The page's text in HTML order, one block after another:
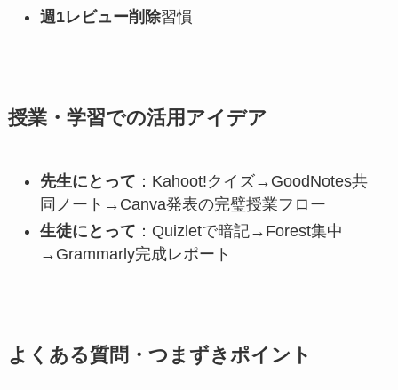
週1レビュー削除習慣
授業・学習での活用アイデア
先生にとって ：Kahoot!クイズ→GoodNotes共
同ノート→Canva発表の完璧授業フロー
生徒にとって ：Quizletで暗記→Forest集中
→Grammarly完成レポート
よくある質問・つまずきポイント